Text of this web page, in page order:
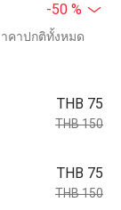
-50 %
คาปกติทั้งหมด
THB 75
THB 150
THB 75
THB 150